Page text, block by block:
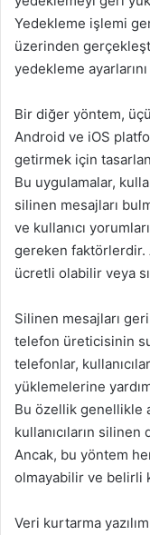
Yedekleme işlemi
üzerinden
yedekleme
Bir diğer yöntem,
Android ve iOS
getirmek için
Bu uygulamalar,
silinen mesajları
ve kullanıcı
gereken faktörlerdir.
ücretli olabilir veya
Silinen mesajları
telefon üreticisinin
telefonlar,
yüklemelerine
Bu özellik genellikle
kullanıcıların
Ancak, bu yöntem
olmayabilir ve belirli
Veri kurtarma